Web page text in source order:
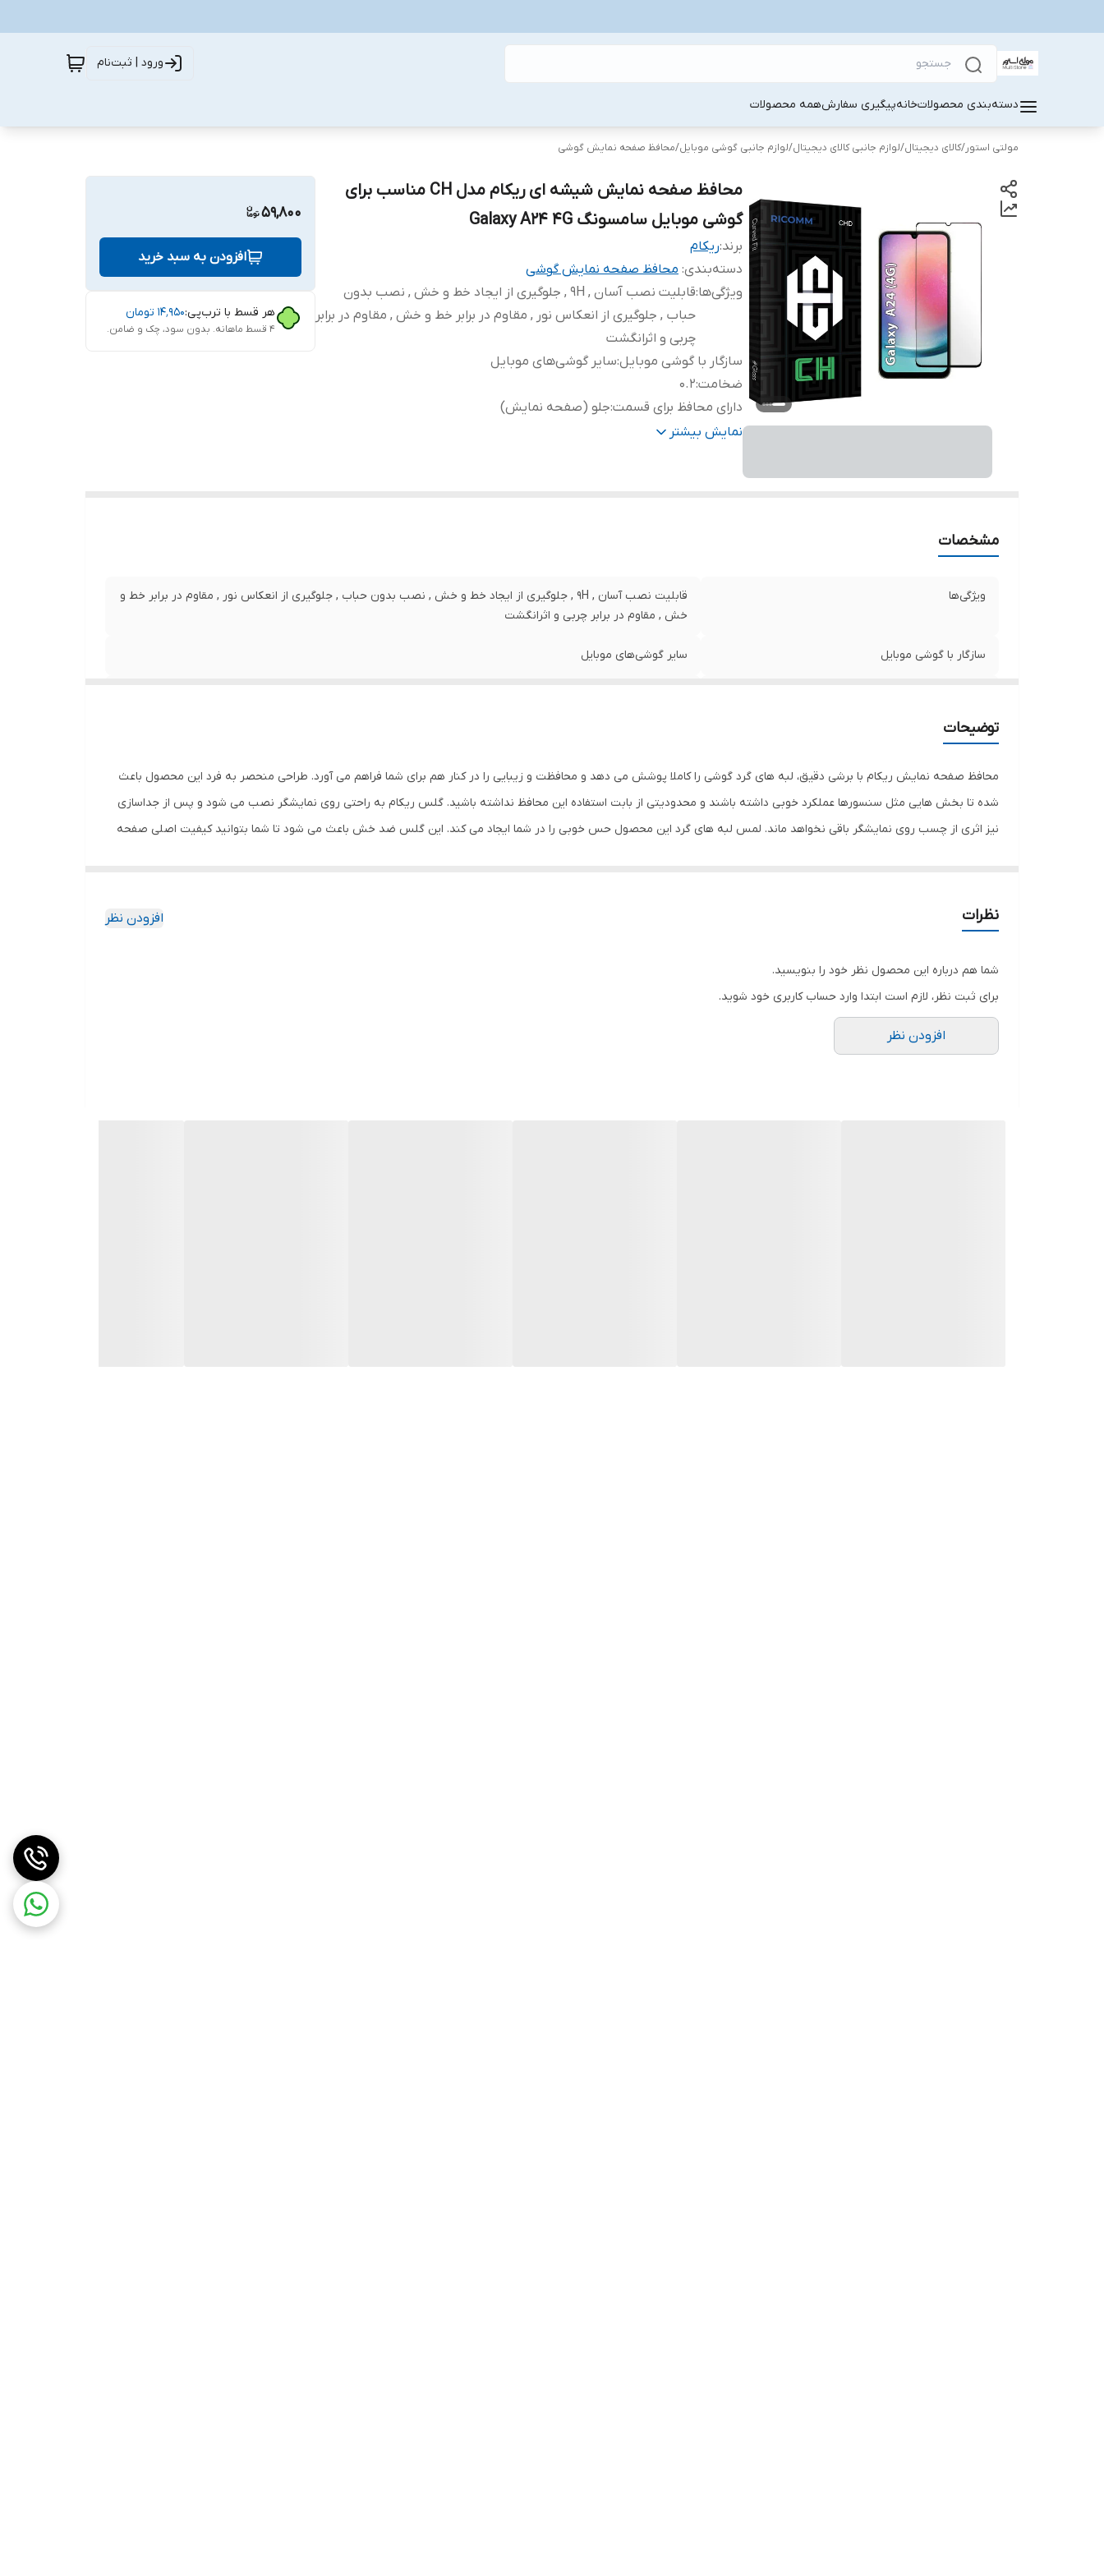
ورود | ثبت‌نام
دسته‌بندی محصولاتخانهپیگیری سفارشهمه محصولات
مولتی استور/کالای دیجیتال/لوازم جانبی کالای دیجیتال/لوازم جانبی گوشی موبایل/محافظ صفحه نمایش گوشی
محافظ صفحه نمایش شیشه ای ریکام مدل CH مناسب برای
گوشی موبایل سامسونگ Galaxy A24 4G
برند:ریکام
دسته‌بندی: محافظ صفحه نمایش گوشی
ویژگی‌ها:
قابلیت نصب آسان , 9H , جلوگیری از ایجاد خط و خش , نصب بدون
حباب , جلوگیری از انعکاس نور , مقاوم در برابر خط و خش , مقاوم در برابر
چربی و اثرانگشت
سازگار با گوشی موبایل:سایر گوشی‌های موبایل
ضخامت:
0.2
دارای محافظ برای قسمت:جلو (صفحه نمایش)
رنگ:مشکی
نمایش بیشتر
59,800
افزودن به سبد خرید
هر قسط با ترب‌پی:۱۴٬۹۵۰ تومان
۴ قسط ماهانه. بدون سود، چک و ضامن.
مشخصات
ویژگی‌ها
قابلیت نصب آسان , 9H , جلوگیری از ایجاد خط و خش , نصب بدون حباب , جلوگیری از انعکاس نور , مقاوم در برابر خط و
خش , مقاوم در برابر چربی و اثرانگشت
سازگار با گوشی موبایل سایر گوشی‌های موبایل
دارای محافظ برای قسمت
رنگ مشکی
توضیحات
محافظ صفحه نمایش ریکام با برشی دقیق، لبه های گرد گوشی را کاملا پوشش می دهد و محافظت و زیبایی را در کنار هم برای شما فراهم می آورد. طراحی منحصر به فرد این محصول باعث
شده تا بخش هایی مثل سنسورها عملکرد خوبی داشته باشند و محدودیتی از بابت استفاده این محافظ نداشته باشید. گلس ریکام به راحتی روی نمایشگر نصب می شود و پس از جداسازی
نیز اثری از چسب روی نمایشگر باقی نخواهد ماند. لمس لبه های گرد این محصول حس خوبی را در شما ایجاد می کند. این گلس ضد خش باعث می شود تا شما بتوانید کیفیت اصلی صفحه
نظرات افزودن نظر
شما هم درباره این محصول نظر خود را بنویسید.
برای ثبت نظر، لازم است ابتدا وارد حساب کاربری خود شوید.
افزودن نظر